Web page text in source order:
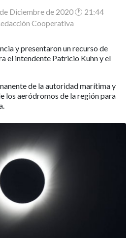
Diciembre de 2020 🕐 21:44
Cooperativa
y presentaron un recurso de
el intendente Patricio Kuhn y el
de la autoridad marítima y
los aeródromos de la región para